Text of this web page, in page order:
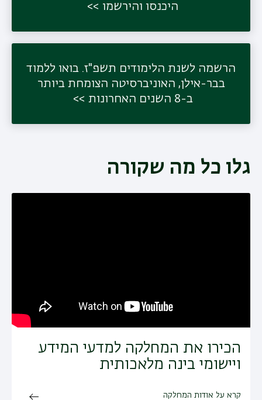
היכנסו והירשמו
הרשמה לשנת הלימודים תשפ"ז. בואו ללמוד
בבר-אילן, האוניברסיטה הצומחת ביותר
ב-8 השנים האחרונות
גלו כל מה שקורה
הכירו את המחלקה למדעי המידע
ויישומי בינה מלאכותית
קרא על אודות המחלקה